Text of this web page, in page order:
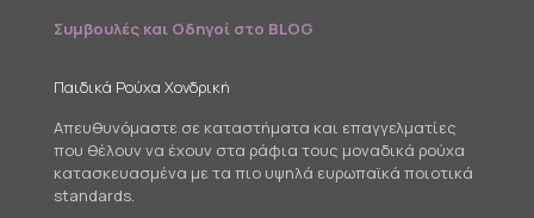
Συμβουλές και Οδηγοί στο BLOG
Παιδικά Ρούχα Χονδρική
Απευθυνόμαστε σε καταστήματα και επαγγελματίες
που θέλουν να έχουν στα ράφια τους μοναδικά ρούχα
κατασκευασμένα με τα πιο υψηλά ευρωπαϊκά ποιοτικά
standards.